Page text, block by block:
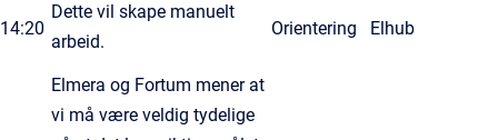
14:20
Dette vil skape manuelt
arbeid.
Elmera og Fortum mener at
vi må være veldig tydelige
Orientering Elhub